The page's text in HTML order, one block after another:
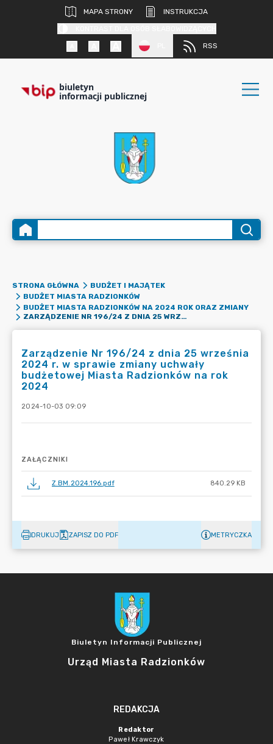
MAPA STRONY
INSTRUKCJA
RSS
biuletyn
informacji publicznej
STRONA GŁÓWNA
BUDŻET I MAJĄTEK
BUDŻET MIASTA RADZIONKÓW
BUDŻET MIASTA RADZIONKÓW NA 2024 ROK ORAZ ZMIANY
ZARZĄDZENIE NR 196/24 Z DNIA 25 WRZEŚNIA 2024 R. W SPRAWIE ZMIANY UCHWAŁY BUDŻETOWEJ MIASTA RADZIONKÓW NA ROK 2024
Zarządzenie Nr 196/24 z dnia 25 września
2024 r. w sprawie zmiany uchwały
budżetowej Miasta Radzionków na rok
2024
2024-10-03 09:09
ZAŁĄCZNIKI
Z.BM.2024.196.pdf 840.29 KB
DRUKUJ ZAPISZ DO PDF METRYCZKA
Biuletyn Informacji Publicznej
Urząd Miasta Radzionków
REDAKCJA
Redaktor
Paweł Krawczyk